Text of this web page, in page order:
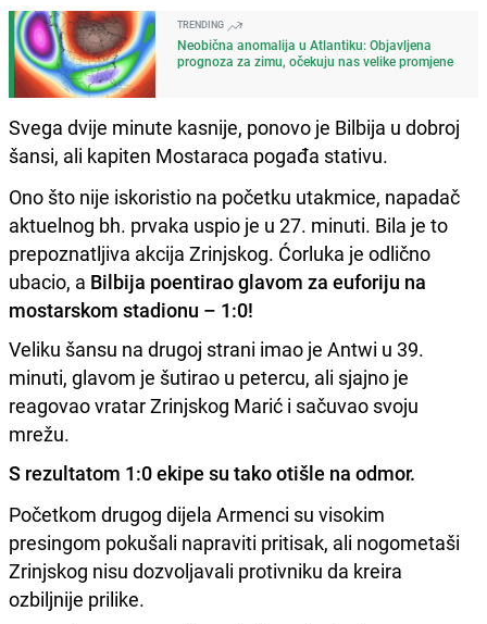
TRENDING
Neobična anomalija u Atlantiku: Objavljena
prognoza za zimu, očekuju nas velike promjene
Svega dvije minute kasnije, ponovo je Bilbija u dobroj
šansi, ali kapiten Mostaraca pogađa stativu.
Ono što nije iskoristio na početku utakmice, napadač
aktuelnog bh. prvaka uspio je u 27. minuti. Bila je to
prepoznatljiva akcija Zrinjskog. Ćorluka je odlično
ubacio, a Bilbija poentirao glavom za euforiju na
mostarskom stadionu – 1:0!
Veliku šansu na drugoj strani imao je Antwi u 39.
minuti, glavom je šutirao u petercu, ali sjajno je
reagovao vratar Zrinjskog Marić i sačuvao svoju
mrežu.
S rezultatom 1:0 ekipe su tako otišle na odmor.
Početkom drugog dijela Armenci su visokim
presingom pokušali napraviti pritisak, ali nogometaši
Zrinjskog nisu dozvoljavali protivniku da kreira
ozbiljnije prilike.